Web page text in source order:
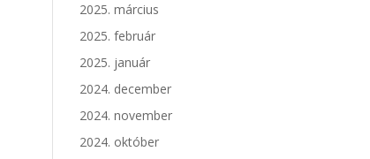
2025. március
2025. február
2025. január
2024. december
2024. november
2024. október